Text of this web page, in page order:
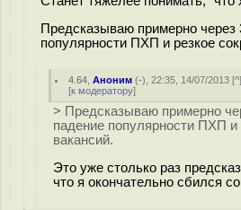
Предсказываю примерно через
популярности ПХП и резкое
4.64 ,Аноним (-), 22:35, 14/07/2013 [^
[к модератору]
> Предсказываю примерно
падение популярности ПХП и
вакансий.
Это уже столько раз
что я окончательно сбился